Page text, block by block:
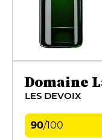
Domaine
LES DEVOIX
90/100